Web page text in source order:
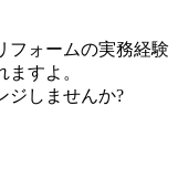
フォームの実務経験
すよ。
ジしませんか?